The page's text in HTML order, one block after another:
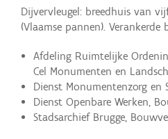
Dijvervleugel: breedhuis van
(Vlaamse pannen).
Afdeling Ruimtelijke
Cel Monumenten en
Dienst Monumentenzorg en
Dienst Openbare Werken,
Stadsarchief Brugge,